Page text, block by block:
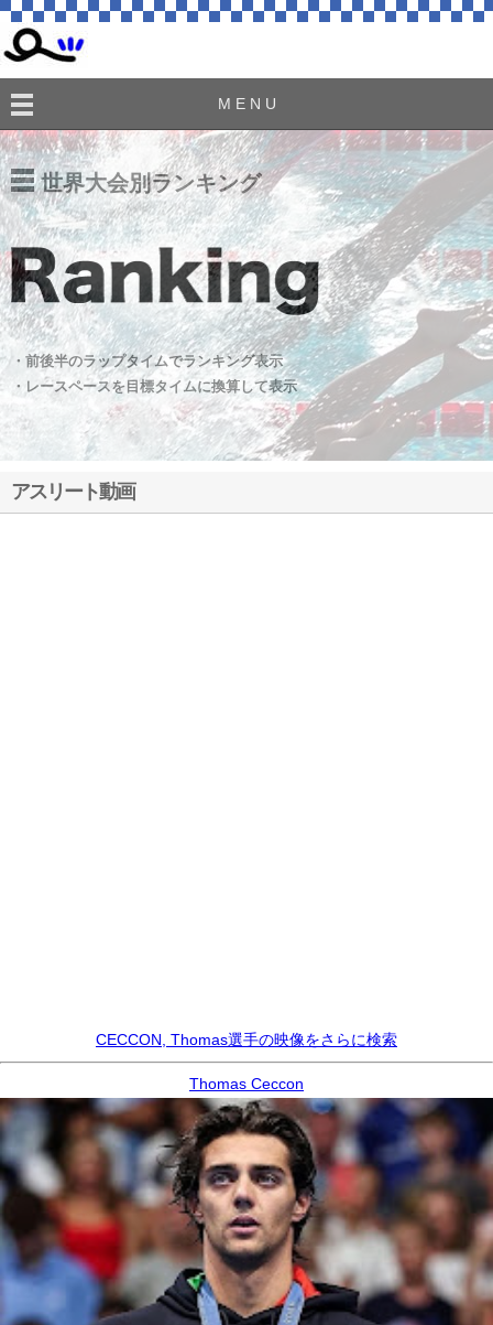
M E N U
世界大会別ランキング
・前後半のラップタイムでランキング表示
・レースペースを目標タイムに換算して表示
アスリート動画
CECCON, Thomas選手の映像をさらに検索
Thomas Ceccon